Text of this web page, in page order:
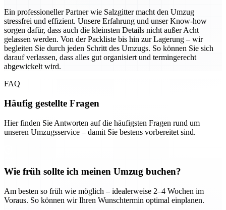
Ein professioneller Partner wie Salzgitter macht den Umzug
stressfrei und effizient. Unsere Erfahrung und unser Know-how
sorgen dafür, dass auch die kleinsten Details nicht außer Acht
gelassen werden. Von der Packliste bis hin zur Lagerung – wir
begleiten Sie durch jeden Schritt des Umzugs. So können Sie sich
darauf verlassen, dass alles gut organisiert und termingerecht
abgewickelt wird.
FAQ
Häufig gestellte Fragen
Hier finden Sie Antworten auf die häufigsten Fragen rund um
unseren Umzugsservice – damit Sie bestens vorbereitet sind.
Wie früh sollte ich meinen Umzug buchen?
Am besten so früh wie möglich – idealerweise 2–4 Wochen im
Voraus. So können wir Ihren Wunschtermin optimal einplanen.